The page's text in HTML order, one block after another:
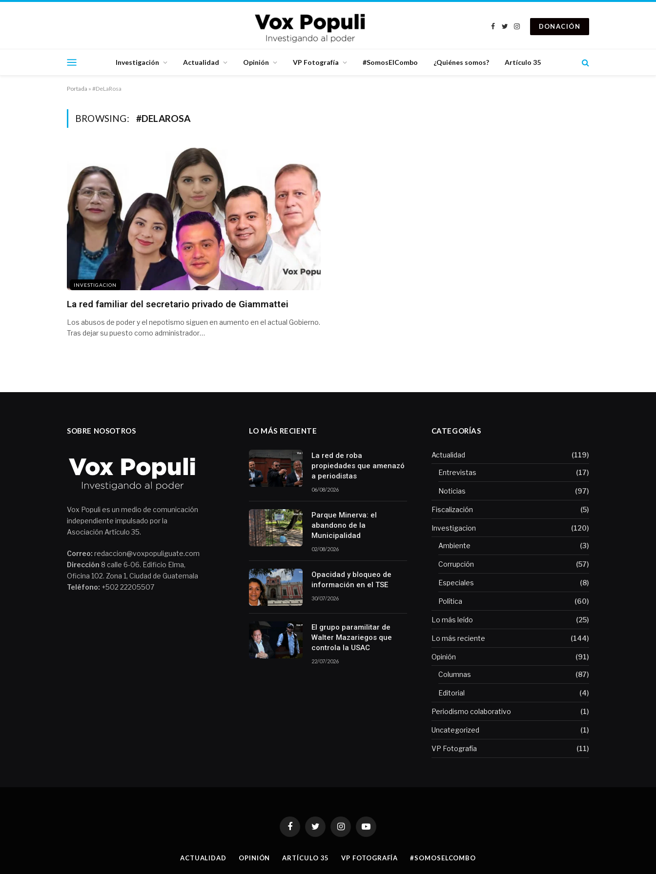
Facebook
TwitterInstagram
DONACIÓN
Investigación Actualidad Opinión VP Fotografía #SomosElCombo ¿Quiénes somos? Artículo 35
Portada » #DeLaRosa
BROWSING: #DELAROSA
INVESTIGACION
La red familiar del secretario privado de Giammattei
Los abusos de poder y el nepotismo siguen en aumento en el actual Gobierno.
Tras dejar su puesto como administrador…
SOBRE NOSOTROS
Vox Populi es un medio de comunicación
independiente impulsado por la
Asociación Artículo 35.
Correo: redaccion@voxpopuliguate.com
Dirección 8 calle 6-06. Edificio Elma,
Oficina 102. Zona 1, Ciudad de Guatemala
Teléfono: +502 22205507
LO MÁS RECIENTE
La red de roba
propiedades que amenazó
a periodistas
06/08/2026
Parque Minerva: el
abandono de la
Municipalidad
02/08/2026
Opacidad y bloqueo de
información en el TSE
30/07/2026
El grupo paramilitar de
Walter Mazariegos que
controla la USAC
22/07/2026
CATEGORÍAS
Actualidad (119)
Entrevistas (17)
Noticias (97)
Fiscalización (5)
Investigacion (120)
Ambiente (3)
Corrupción (57)
Especiales (8)
Política (60)
Lo más leído (25)
Lo más reciente (144)
Opinión (91)
Columnas (87)
Editorial (4)
Periodismo colaborativo (1)
Uncategorized (1)
VP Fotografía (11)
FacebookTwitter InstagramYouTube
ACTUALIDAD OPINIÓN ARTÍCULO 35 VP FOTOGRAFÍA #SOMOSELCOMBO